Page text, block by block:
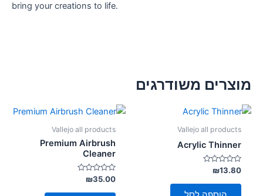
bring your creations to life.
מוצרים משודרגים
Vallejo all products
Acrylic Thinner
דורג
0
מתוך
₪13.80
Vallejo all products
Premium Airbrush
Cleaner
דורג
0
מתוך
₪35.00